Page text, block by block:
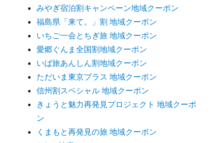
みやぎ宿泊割キャンペーン地域クーポン
福島県「来て。」割 地域クーポン
いちご一会とちぎ旅 地域クーポン
愛郷ぐんま全国割地域クーポン
いば旅あんしん割地域クーポン
ただいま東京プラス 地域クーポン
信州割スペシャル 地域クーポン
きょうと魅力再発見プロジェクト 地域クーポ
ン
くまもと再発見の旅 地域クーポン